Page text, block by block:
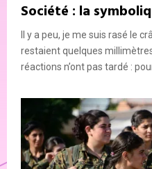
Société : la
Il y a peu, je me suis rasé le
restaient quelques
réactions n’ont pas tardé :